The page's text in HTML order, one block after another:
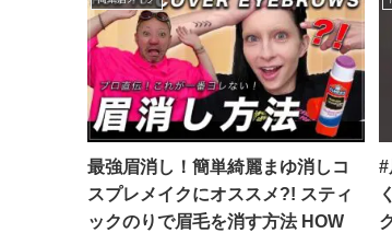
最強眉消し！簡単綺麗まゆ消しコ
スプレメイクにオススメ?! スティ
ックのりで眉毛を消す方法 HOW
#